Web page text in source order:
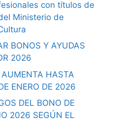
con títulos de
Ministerio de
BONOS Y AYUDAS
2026
HASTA
ENERO DE 2026
DEL BONO DE
2026 SEGÚN EL